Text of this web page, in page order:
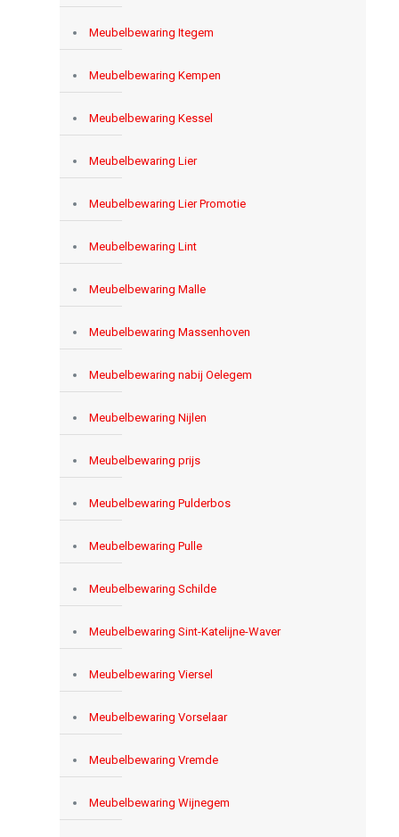
Meubelbewaring Itegem
Meubelbewaring Kempen
Meubelbewaring Kessel
Meubelbewaring Lier
Meubelbewaring Lier Promotie
Meubelbewaring Lint
Meubelbewaring Malle
Meubelbewaring Massenhoven
Meubelbewaring nabij Oelegem
Meubelbewaring Nijlen
Meubelbewaring prijs
Meubelbewaring Pulderbos
Meubelbewaring Pulle
Meubelbewaring Schilde
Meubelbewaring Sint-Katelijne-Waver
Meubelbewaring Viersel
Meubelbewaring Vorselaar
Meubelbewaring Vremde
Meubelbewaring Wijnegem